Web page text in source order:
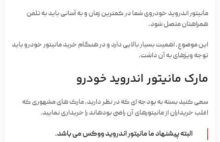
مانیتور اندروید خودروی شما در کمترین زمان و به آسانی باید به تلفن
همراهتان متصل شود.
این موضوع، اهمیت بسیار بالایی دارد و در هنگام خرید مانیتور خودرو باید
توجه ویژه­ای به آن داشت.
مارک مانیتور اندروید خودرو
سعی کنید بسته به بودجه­ ای که در نظر دارید، مارک­ های مشهوری که
اغلب خریداران از مانیتورهای آن راضی بوده­اند را خریداری نمایید.
البته پیشنهاد ما مانیتور اندروید ووکس می باشد.